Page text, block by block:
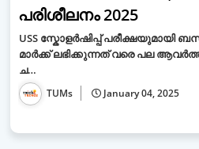
പരിശീലനം 2025
USS സ്കോളർഷിപ്പ് പരീക്ഷയുമായി
മാർക്ക് ലഭിക്കുന്നത് വരെ പല
ച…
TUMs January 04, 2025